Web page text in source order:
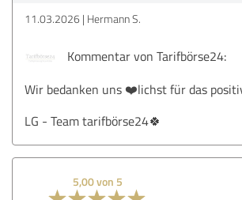
11.03.2026 Hermann S.
Kommentar von Tarifbörse24:
Wir bedanken uns ❤️lichst für das
LG - Team tarifbörse24🍀
5,00 von 5